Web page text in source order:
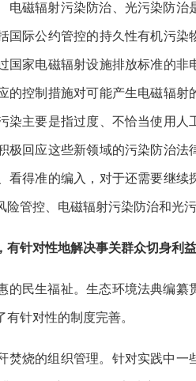
电磁辐射污染防治、光污染防
国际公约管控的持久性有机污
国家电磁辐射设施排放标准的
的控制措施对可能产生电磁辐
染主要是指过度、不恰当使用
极回应这些新领域的污染防治
看得准的编入，对于还需要继
险管控、电磁辐射污染防治和光
有针对性地解决事关群众切身利
的民生福祉。生态环境法典编
针对性的制度完善。
焚烧的组织管理。针对实践中